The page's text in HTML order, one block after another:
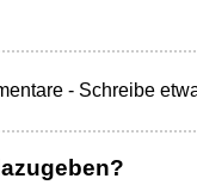
- Schreibe